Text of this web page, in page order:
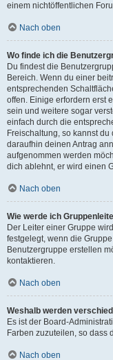
einem nichtöffentlichen
Nach oben
Wo finde ich die
Du findest die
Bereich. Wenn du einer
entsprechenden
offen. Einige erfordern erst
sein und weitere sogar
einfach durch die
Freischaltung, so kannst
daraufhin deinen Antrag
aufgenommen werden
dich ablehnt, er wird einen
Nach oben
Wie werde ich
Der Leiter einer Gruppe
festgelegt, wenn die
Benutzergruppe erstellen
kontaktieren.
Nach oben
Weshalb werden
Es ist der Board-
Farben zuzuteilen, so dass
Nach oben